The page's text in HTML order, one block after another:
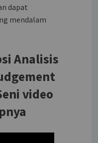
dapat
mendalam
Analisis
video